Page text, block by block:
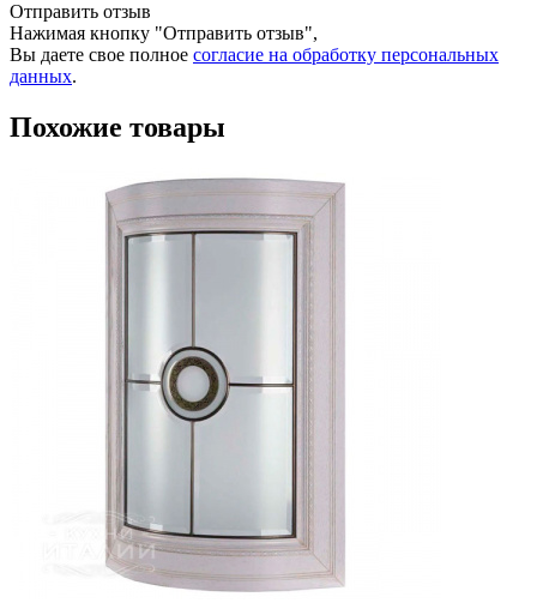
Отправить отзыв
Нажимая кнопку "Отправить отзыв",
Вы даете свое полное согласие на обработку персональных
данных.
Похожие товары